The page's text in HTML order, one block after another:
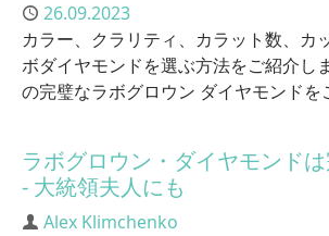
Published
26.09.2023
カラー、クラリティ、カラット数、カ
ボダイヤモンドを選ぶ方法をご紹介
の完璧なラボグロウン ダイヤモンドを
ラボグロウン・ダイヤモンド
- 大統領夫人にも
Author
Alex Klimchenko